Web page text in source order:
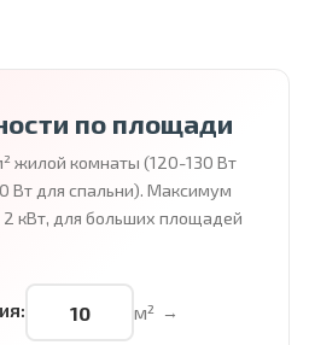
по площади
жилой комнаты (120-130 Вт
Вт для спальни). Максимум
кВт, для больших площадей
м² →